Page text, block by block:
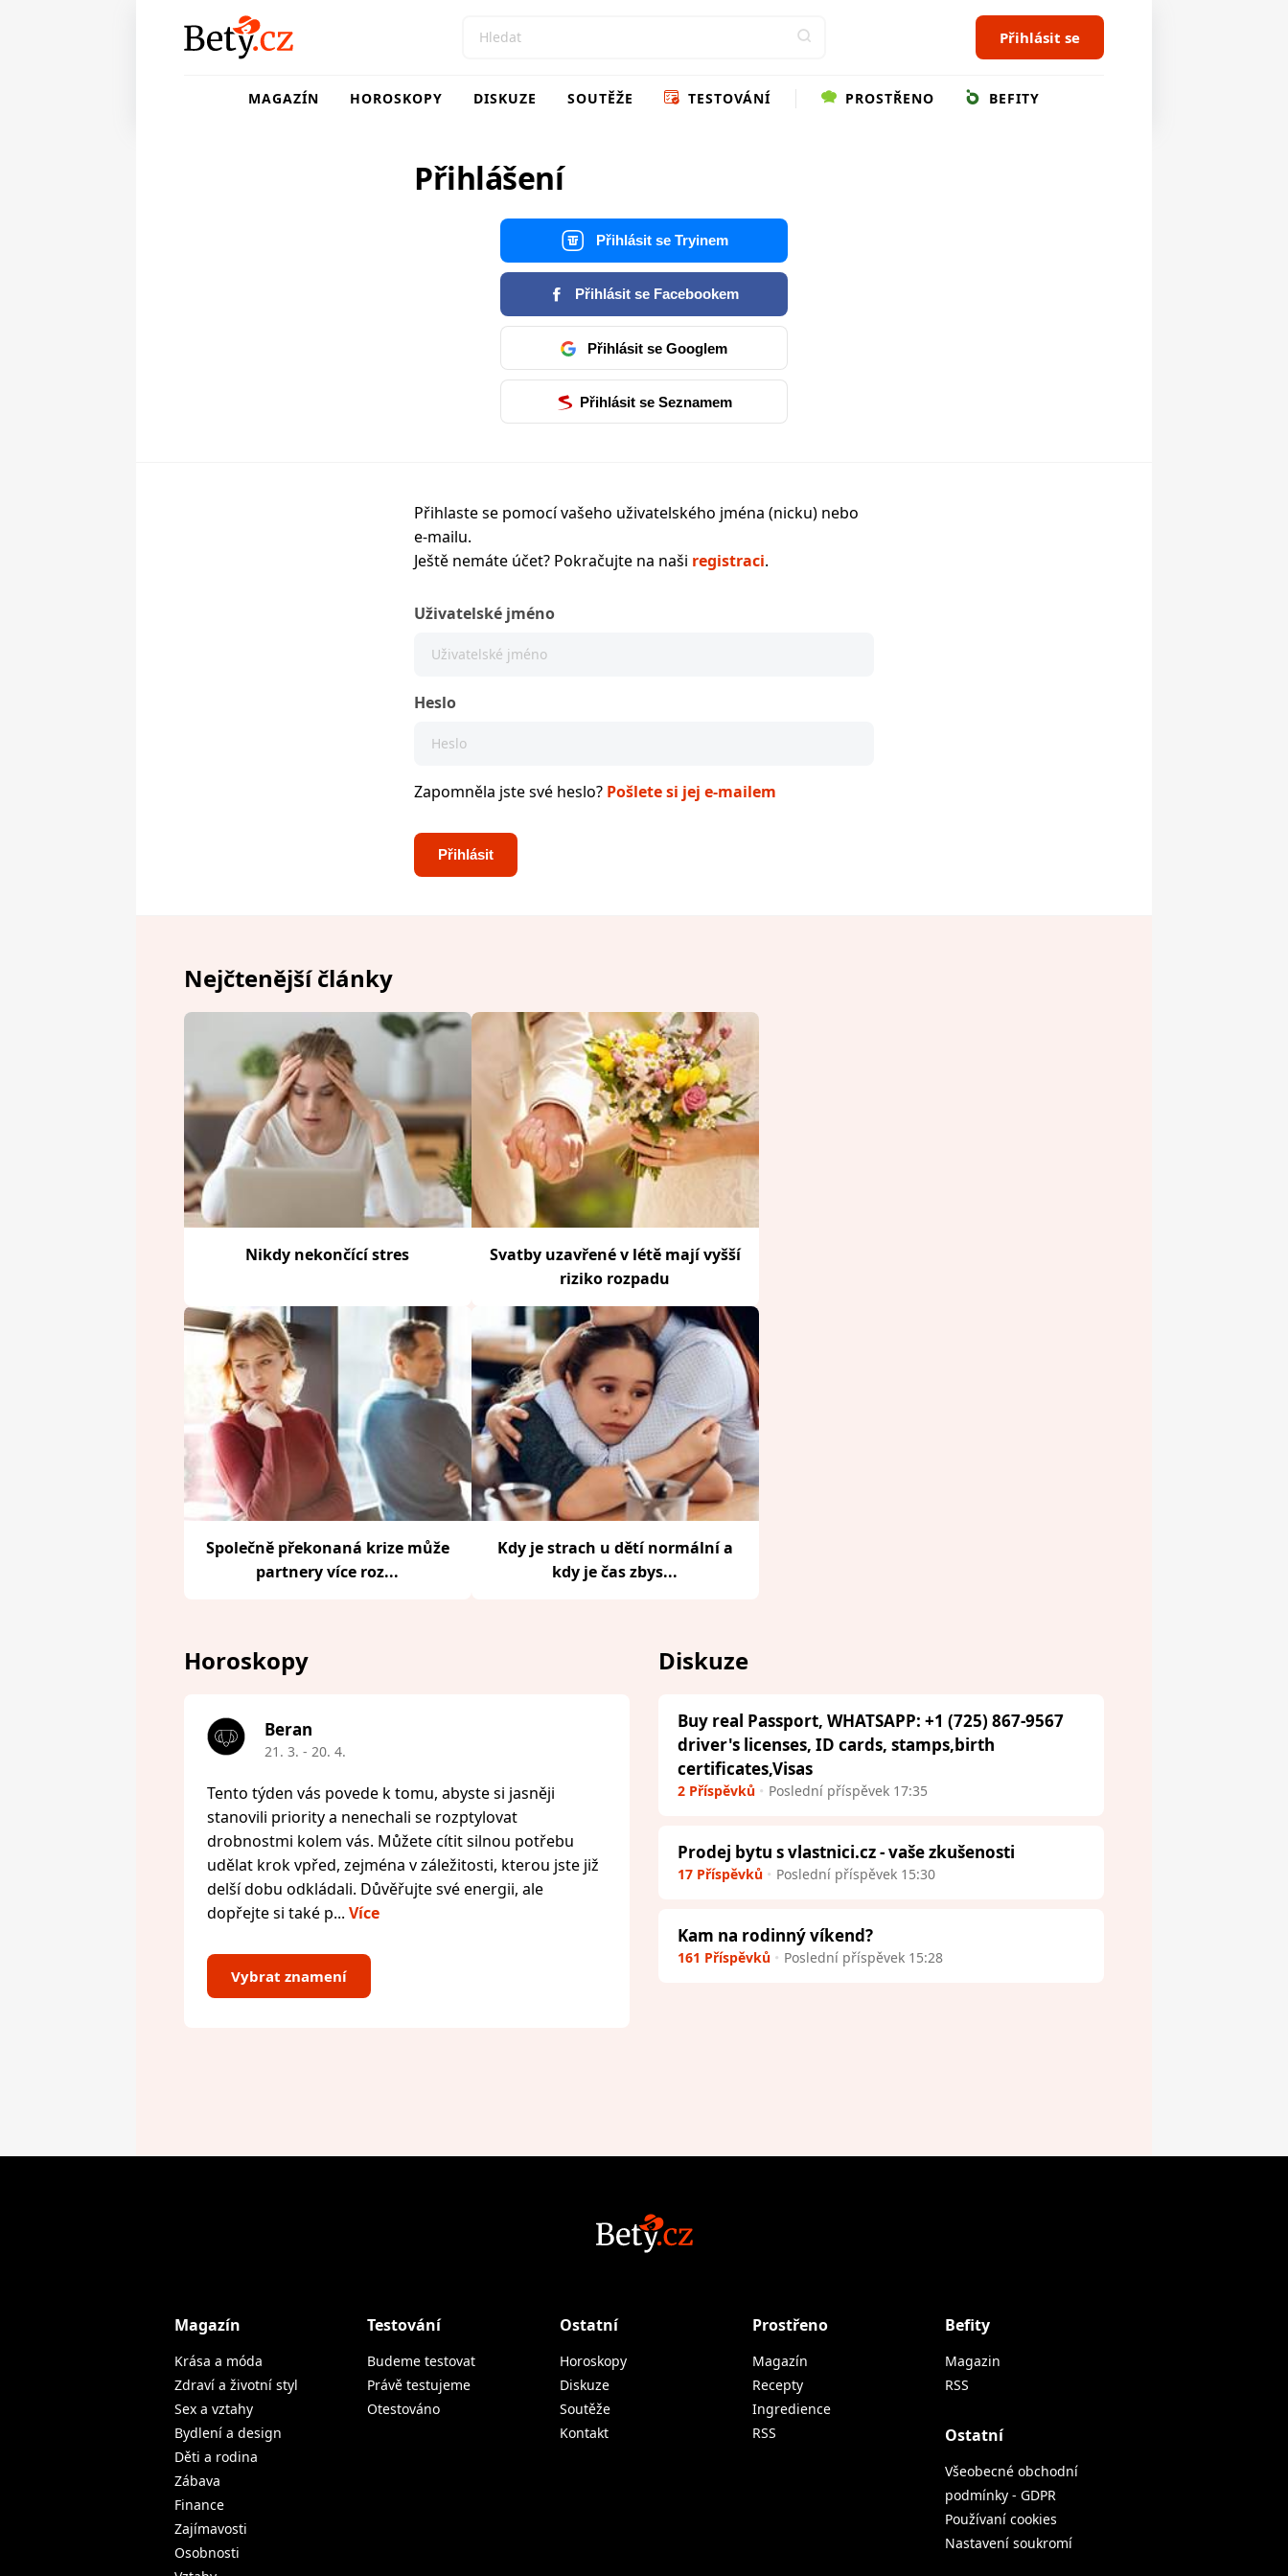
Přihlásit se
MAGAZÍN HOROSKOPY DISKUZE SOUTĚŽE TESTOVÁNÍ PROSTŘENO BEFITY
Přihlášení
Přihlásit se Tryinem
Přihlásit se Facebookem
Přihlásit se Googlem
Přihlásit se Seznamem
Přihlaste se pomocí vašeho uživatelského jména (nicku) nebo
e-mailu.
Ještě nemáte účet? Pokračujte na naši registraci.
Uživatelské jméno
Heslo
Zapomněla jste své heslo? Pošlete si jej e-mailem
Nejčtenější články
Nikdy nekončící stres
Svatby uzavřené v létě mají vyšší
riziko rozpadu
Společně překonaná krize může
partnery více roz...
Kdy je strach u dětí normální a
kdy je čas zbys...
Horoskopy
Beran
21. 3. - 20. 4.
Tento týden vás povede k tomu, abyste si jasněji
stanovili priority a nenechali se rozptylovat
drobnostmi kolem vás. Můžete cítit silnou potřebu
udělat krok vpřed, zejména v záležitosti, kterou jste již
delší dobu odkládali. Důvěřujte své energii, ale
dopřejte si také p... Více
Vybrat znamení
Diskuze
Buy real Passport, WHATSAPP: +1 (725) 867-9567
driver's licenses, ID cards, stamps,birth
certificates,Visas
2 Příspěvků Poslední příspěvek 17:35
Prodej bytu s vlastnici.cz - vaše zkušenosti
17 Příspěvků Poslední příspěvek 15:30
Kam na rodinný víkend?
161 Příspěvků Poslední příspěvek 15:28
Magazín
Krása a móda
Zdraví a životní styl
Sex a vztahy
Bydlení a design
Děti a rodina
Zábava
Finance
Zajímavosti
Osobnosti
Testování
Budeme testovat
Právě testujeme
Otestováno
Ostatní
Horoskopy
Diskuze
Soutěže
Kontakt
Prostřeno
Magazín
Recepty
Ingredience
RSS
Befity
Magazin
RSS
Ostatní
Všeobecné obchodní
podmínky - GDPR
Používaní cookies
Nastavení soukromí